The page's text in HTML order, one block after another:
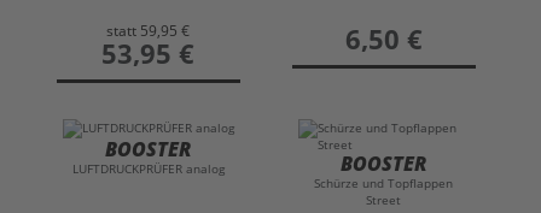
statt 59,95 €
preis
53,95 €
preis
6,50 €
BOOSTER
LUFTDRUCKPRÜFER analog BOOSTER
Schürze und Topflappen
Street